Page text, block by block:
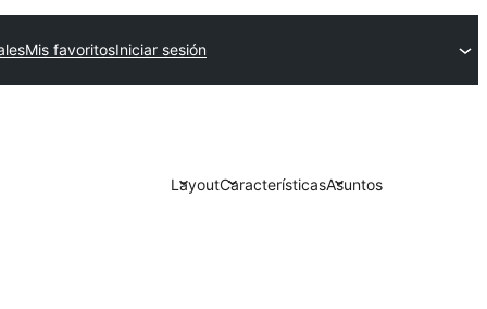
Mis favoritosIniciar sesión
LayoutCaracterísticasAsuntos